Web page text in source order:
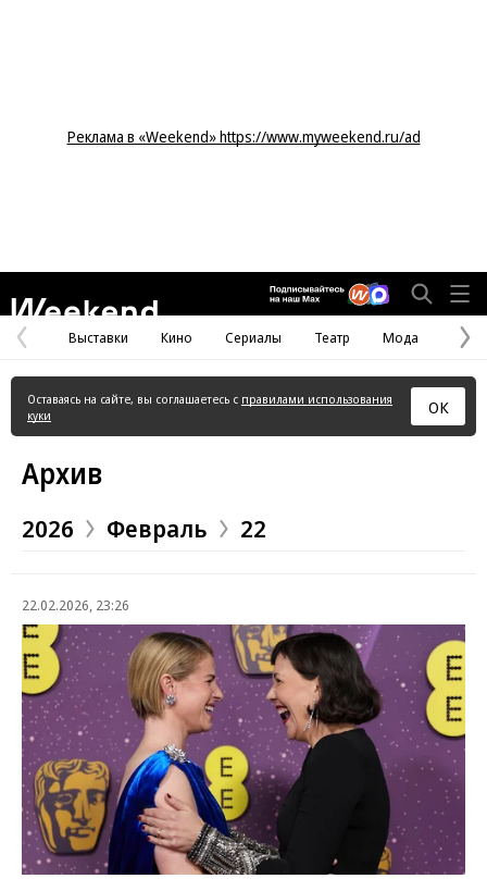
Реклама в «Weekend» https://www.myweekend.ru/ad
Предыдущая
страница
Выставки Кино Сериалы Театр Мода
Оставаясь на сайте, вы соглашаетесь с правилами использования
куки
ОК
Архив
2026 Февраль 22
22.02.2026, 23:26